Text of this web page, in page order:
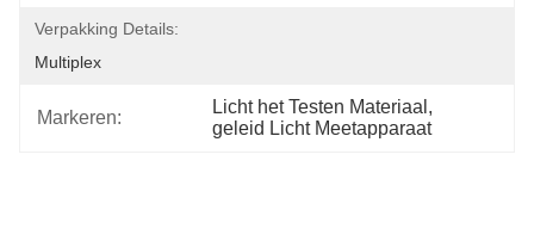
Verpakking Details:
Multiplex
Markeren:
Licht het Testen Materiaal ,
geleid Licht Meetapparaat